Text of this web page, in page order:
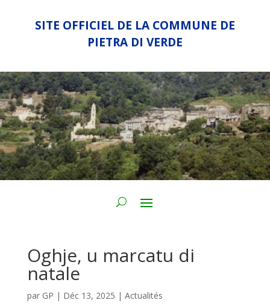
SITE OFFICIEL DE LA COMMUNE DE
PIETRA DI VERDE
Oghje, u marcatu di
natale
par GP | Déc 13, 2025 | Actualités